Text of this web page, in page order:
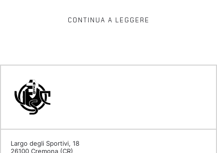
CONTINUA A LEGGERE
Largo degli Sportivi, 18
26100 Cremona (CR)